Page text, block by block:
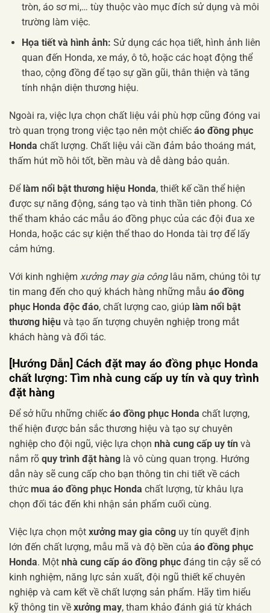
tròn, áo sơ mi,… tùy thuộc vào mục đích sử dụng và môi
trường làm việc.
Họa tiết và hình ảnh: Sử dụng các họa tiết, hình ảnh liên
quan đến Honda, xe máy, ô tô, hoặc các hoạt động thể
thao, cộng đồng để tạo sự gần gũi, thân thiện và tăng
tính nhận diện thương hiệu.
Ngoài ra, việc lựa chọn chất liệu vải phù hợp cũng đóng vai
trò quan trọng trong việc tạo nên một chiếc áo đồng phục
Honda chất lượng. Chất liệu vải cần đảm bảo thoáng mát,
thấm hút mồ hôi tốt, bền màu và dễ dàng bảo quản.
Để làm nổi bật thương hiệu Honda, thiết kế cần thể hiện
được sự năng động, sáng tạo và tinh thần tiên phong. Có
thể tham khảo các mẫu áo đồng phục của các đội đua xe
Honda, hoặc các sự kiện thể thao do Honda tài trợ để lấy
cảm hứng.
Với kinh nghiệm xưởng may gia cônglâu năm, chúng tôi tự
tin mang đến cho quý khách hàng những mẫu áo đồng
phục Honda độc đáo, chất lượng cao, giúp làm nổi bật
thương hiệu và tạo ấn tượng chuyên nghiệp trong mắt
khách hàng và đối tác.
[Hướng Dẫn] Cách đặt may áo đồng phục Honda
chất lượng: Tìm nhà cung cấp uy tín và quy trình
đặt hàng
Để sở hữu những chiếc áo đồng phục Honda chất lượng,
thể hiện được bản sắc thương hiệu và tạo sự chuyên
nghiệp cho đội ngũ, việc lựa chọn nhà cung cấp uy tín và
nắm rõ quy trình đặt hàng là vô cùng quan trọng. Hướng
dẫn này sẽ cung cấp cho bạn thông tin chi tiết về cách
thức mua áo đồng phục Honda chất lượng, từ khâu lựa
chọn đối tác đến khi nhận sản phẩm cuối cùng.
Việc lựa chọn một xưởng may gia công uy tín quyết định
lớn đến chất lượng, mẫu mã và độ bền của áo đồng phục
Honda. Một nhà cung cấp áo đồng phục đáng tin cậy sẽ có
kinh nghiệm, năng lực sản xuất, đội ngũ thiết kế chuyên
nghiệp và cam kết về chất lượng sản phẩm. Hãy tìm hiểu
kỹ thông tin về xưởng may, tham khảo đánh giá từ khách